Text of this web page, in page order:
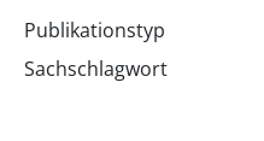
Publikationstyp
Sachschlagwort